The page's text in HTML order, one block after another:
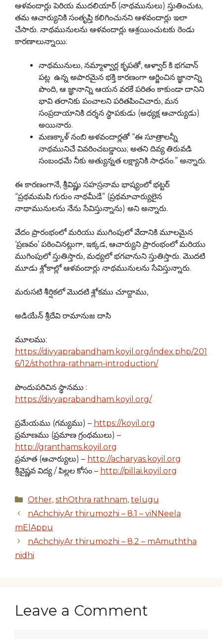
ఆళవందార్లు పెరియ ముదలియార్ (నాథమునులు) స్తుతించుట,
తమ ఆచార్యునికి సంతృప్తి కలిగించునని ఆళవందార్లు ఇలా
చేసారు. నాథమునులను ఆళవందార్లు ఆశ్రయించుటకు రెండు
కారణాలున్నాయి:
నాథమునులు, నమ్మాళ్వార్ల కృపతో, ఆళ్వార్ కి భగవాన్
పట్ల ఉన్న అపారమైన భక్తి కారణంగా ఆర్జించిన జ్ఞానాన్ని
పొంది, ఆ జ్ఞానాన్ని ఆయన వరకే పరితం కాకుండా దానిని
భావి తరానికు పంచాలని పరితపించిచారు, మన
సంప్రదాయానికి దర్శన స్థాపకుడు (అధ్యక్ష ఆచార్యుడు)
అయినారు.
మణక్కాళ్ నంబి అళవందార్లతో “ఈ సూత్రాలన్నీ
నాథమునిచే వివరించబడ్డాయి; అతని దివ్య తిరువడి
సంబంధమే నీకు అత్యున్నత లక్ష్యానికి సాధనం.” అన్నారు.
ఈ కారణంగానే, శ్రీవిష్ణు సహస్రనామ భాష్యంలో భట్టర్
“ప్రథమమపి గురుం నాథమీడే” (ప్రథమాచార్యులైన
నాథామునులను నేను సేవిస్తున్నాను) అని అన్నారు.
వేదం ప్రారంభంలో మరియు ముగింపులో వేదానికి మూలమైన
‘ప్రణవం’ పఠించినట్లుగా, ఇక్కడ, ఆచార్యుని ప్రారంభంలో మరియు
ముగింపులో స్తుతిస్తారు, మధ్యలో భగవానుని స్తుతిస్తారు. మొదటి
మూడు శ్లోకాల్లో ఆళవందార్లు నాథమునులను సేవిస్తున్నారు.
మరుసటి శీర్షికలో మొదటి శ్లోకము చూద్దాము,
అడియేన్ శ్రీదేవి రామానుజ దాసి
మూలము:
https://divyaprabandham.koyil.org/index.php/201
6/12/sthothra-rathnam-introduction/
పొందుపరిచిన స్థానము :
https://divyaprabandham.koyil.org/
ప్రమేయము (గమ్యము) – https://koyil.org
ప్రమాణము (ప్రమాణ గ్రంథములు) –
http://granthams.koyil.org
ప్రమాత (ఆచార్యులు) – http://acharyas.koyil.org
శ్రీవైష్ణవ విద్య / పిల్లల కోసం – http://pillai.koyil.org
Categories
Other, sthOthra rathnam, telugu
nAchchiyAr thirumozhi – 8.1 – viNNeela
mElAppu
nAchchiyAr thirumozhi – 8.2 – mAmuththa
nidhi
Leave a Comment